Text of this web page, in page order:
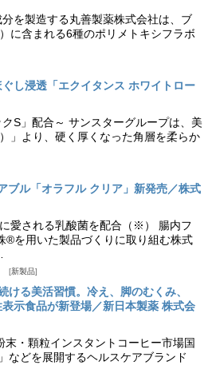
を製造する丸善製薬株式会社は、ブ
に含まれる6種のポリメトキシフラボ
し浸透「エクイタンス ホワイトロー
S」配合～ サンスターグループは、美
」より、硬く厚くなった角層を柔らか
ブル「オラフル クリア」新発売／株式
愛される乳酸菌を配合（※） 腸内フ
®を用いた製品づくりに取り組む株式
新製品
る美活習慣。冷え、脚のむくみ、
示食品が新登場／新日本製薬 株式会
・顆粒インスタントコーヒー市場国
どを展開するヘルスケアブランド